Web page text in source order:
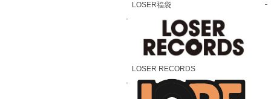
LOSER福袋
LOSER RECORDS